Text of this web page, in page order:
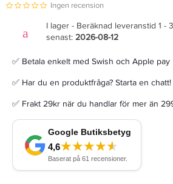
Ingen recension
I lager - Beräknad leveranstid 1 -
senast: 2026-08-12
✅ Betala enkelt med Swish och Apple pay
✅ Har du en produktfråga? Starta en chatt!
✅ Frakt 29kr när du handlar för mer än